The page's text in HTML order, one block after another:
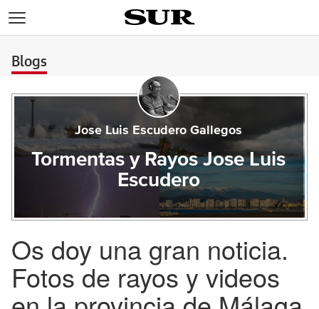
Blogs
Jose Luis Escudero Gallegos
Tormentas y Rayos Jose Luis
Escudero
Os doy una gran noticia.
Fotos de rayos y videos